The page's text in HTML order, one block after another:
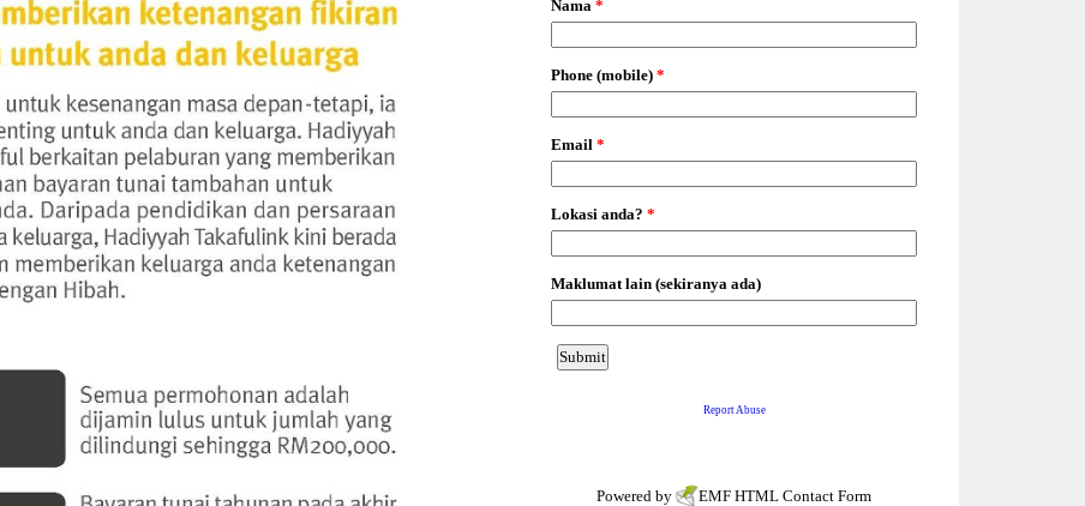
Powered by EMF HTML Contact Form